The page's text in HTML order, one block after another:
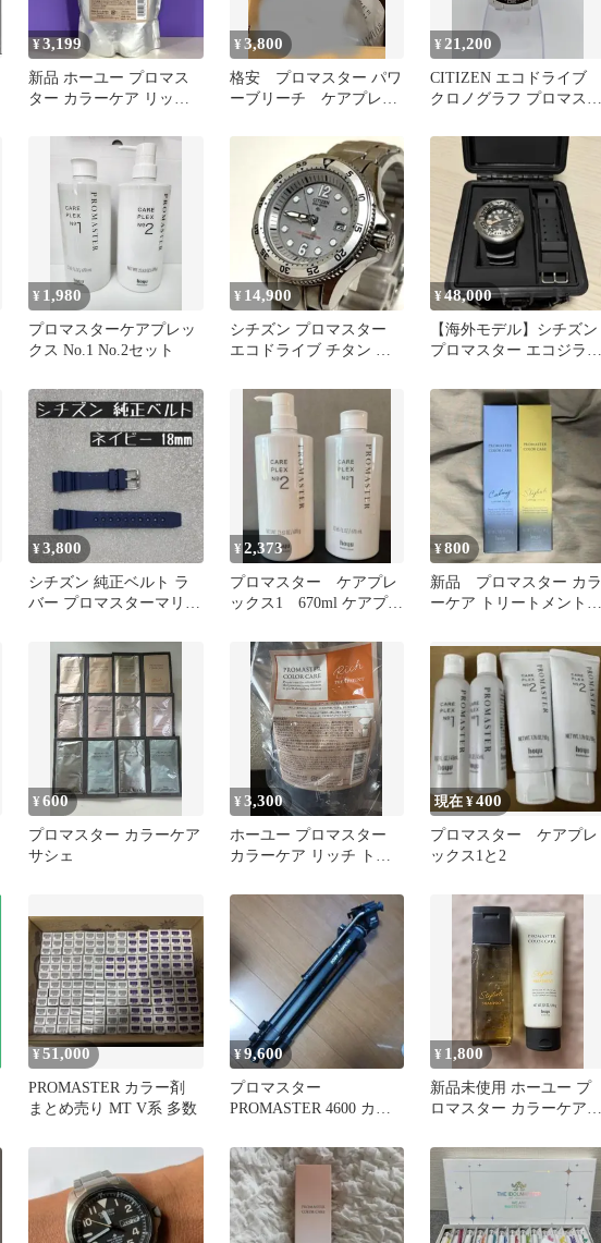
¥3,199
新品 ホーユー プロマス
ター カラーケア リッチ
1000g
¥3,800
格安 プロマスター パワ
ーブリーチ ケアプレッ
¥ 21,200
CITIZEN エコドライブ
クロノグラフ プロマスタ
¥ 1,980
プロマスターケアプレッ
クス No.1 No.2セット
¥ 14,900
シチズン プロマスター
エコドライブ チタン ダ
¥48,000
【海外モデル】シチズン
プロマスター エコジラ
¥3,800
シチズン 純正ベルト ラ
バー プロマスターマリン
¥2,373
プロマスター ケアプレ
ックス1 670ml ケアプレ
¥800
新品 プロマスター カラ
ーケア トリートメント
¥600
プロマスター カラーケア
サシェ
¥3,300
ホーユー プロマスター
カラーケア リッチ トリ
現在 ¥400
プロマスター ケアプレ
ックス1と2
¥51,000
PROMASTER カラー剤
まとめ売り MT V系 多数
¥9,600
プロマスター
PROMASTER 4600 カメ
¥ 1,800
新品未使用 ホーユー プ
ロマスター カラーケア
トセット